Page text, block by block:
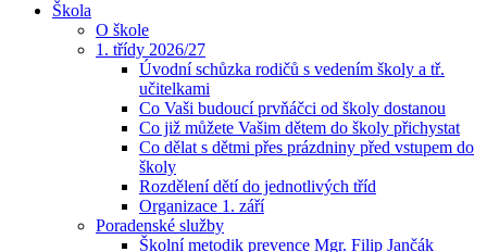
Škola
O škole
1. třídy 2026/27
Úvodní schůzka rodičů s vedením školy a tř.
učitelkami
Co Vaši budoucí prvňáčci od školy dostanou
Co již můžete Vašim dětem do školy přichystat
Co dělat s dětmi přes prázdniny před vstupem do
školy
Rozdělení dětí do jednotlivých tříd
Organizace 1. září
Poradenské služby
Školní metodik prevence Mgr. Filip Jančák